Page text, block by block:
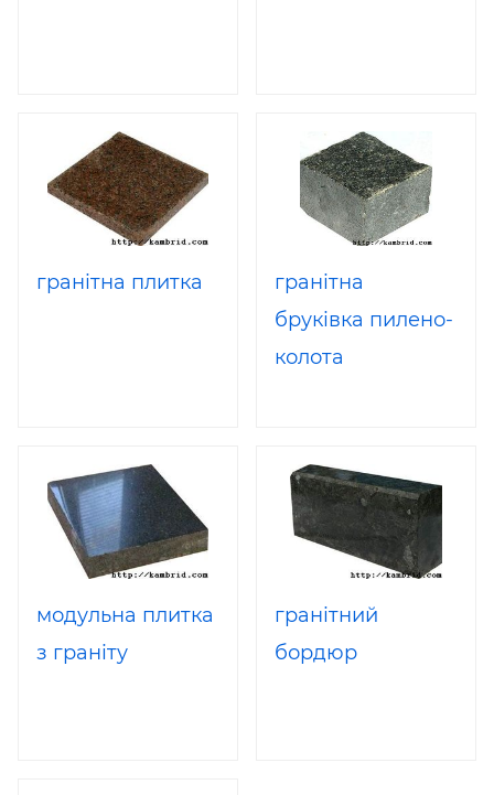
гранітна плитка
гранітна
бруківка пилено-
колота
модульна плитка
з граніту
гранітний
бордюр